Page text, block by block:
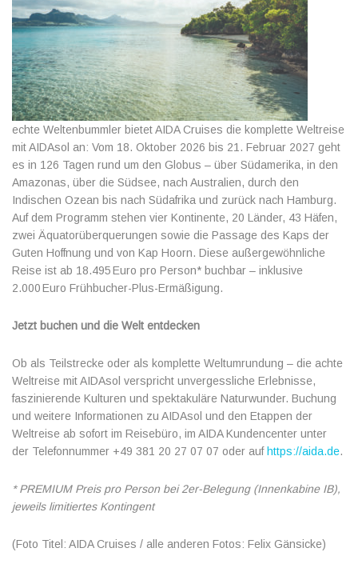
echte Weltenbummler bietet AIDA Cruises die komplette Weltreise
mit AIDAsol an: Vom 18. Oktober 2026 bis 21. Februar 2027 geht
es in 126 Tagen rund um den Globus – über Südamerika, in den
Amazonas, über die Südsee, nach Australien, durch den
Indischen Ozean bis nach Südafrika und zurück nach Hamburg.
Auf dem Programm stehen vier Kontinente, 20 Länder, 43 Häfen,
zwei Äquatorüberquerungen sowie die Passage des Kaps der
Guten Hoffnung und von Kap Hoorn. Diese außergewöhnliche
Reise ist ab 18.495 Euro pro Person* buchbar – inklusive
2.000 Euro Frühbucher-Plus-Ermäßigung.
Jetzt buchen und die Welt entdecken
Ob als Teilstrecke oder als komplette Weltumrundung – die achte
Weltreise mit AIDAsol verspricht unvergessliche Erlebnisse,
faszinierende Kulturen und spektakuläre Naturwunder. Buchung
und weitere Informationen zu AIDAsol und den Etappen der
Weltreise ab sofort im Reisebüro, im AIDA Kundencenter unter
der Telefonnummer +49 381 20 27 07 07 oder auf https://aida.de.
* PREMIUM Preis pro Person bei 2er-Belegung (Innenkabine IB),
jeweils limitiertes Kontingent
(Foto Titel: AIDA Cruises / alle anderen Fotos: Felix Gänsicke)